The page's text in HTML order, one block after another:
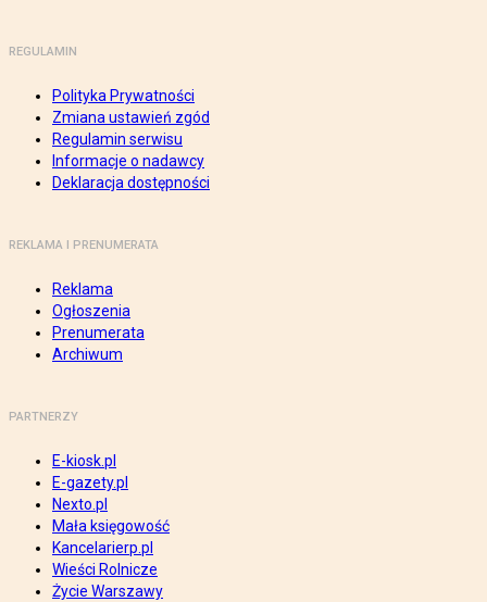
REGULAMIN
Polityka Prywatności
Zmiana ustawień zgód
Regulamin serwisu
Informacje o nadawcy
Deklaracja dostępności
REKLAMA I PRENUMERATA
Reklama
Ogłoszenia
Prenumerata
Archiwum
PARTNERZY
E-kiosk.pl
E-gazety.pl
Nexto.pl
Mała księgowość
Kancelarierp.pl
Wieści Rolnicze
Życie Warszawy